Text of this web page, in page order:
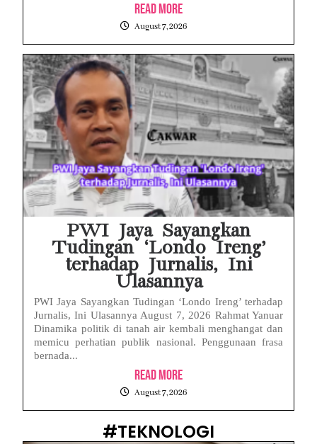
Read More
August 7, 2026
PWI Jaya Sayangkan
Tudingan ‘Londo Ireng’
terhadap Jurnalis, Ini
Ulasannya
PWI Jaya Sayangkan Tudingan ‘Londo Ireng’ terhadap
Jurnalis, Ini Ulasannya August 7, 2026 Rahmat Yanuar
Dinamika politik di tanah air kembali menghangat dan
memicu perhatian publik nasional. Penggunaan frasa
bernada...
Read More
August 7, 2026
#TEKNOLOGI